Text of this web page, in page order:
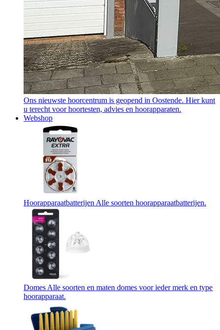
Ons nieuwste hoorcentrum is geopend in Oostende. Hier kunt
u terecht voor hoortesten, advies en hoorapparaten.
Webshop
Hoorapparaatbatterijen Alle soorten hoorapparaatbatterijen.
Domes Alle soorten en maten domes voor ieder merk en type
hoorapparaat.